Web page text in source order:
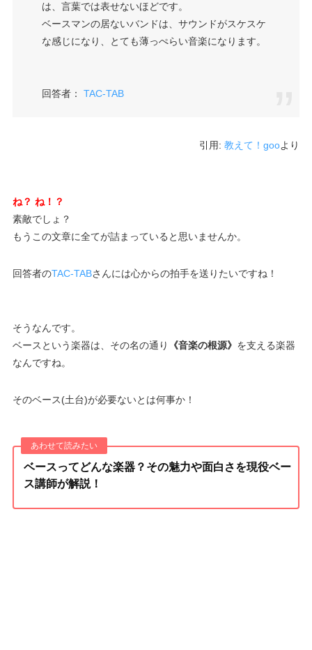
は、言葉では表せないほどです。
ベースマンの居ないバンドは、サウンドがスケスケ
な感じになり、とても薄っぺらい音楽になります。
回答者： TAC-TAB
引用:教えて！gooより
ね？ ね！？
素敵でしょ？
もうこの文章に全てが詰まっていると思いませんか。
回答者のTAC-TABさんには心からの拍手を送りたいですね！
そうなんです。
ベースという楽器は、その名の通り
《音楽の根源》 を支える楽器
なんですね。
そのベース(土台)が必要ないとは何事か！
ベースってどんな楽器？その魅力や面白さを現役ベー
ス講師が解説！